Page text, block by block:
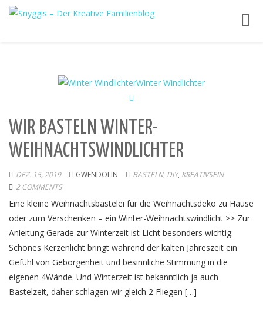
WIR BASTELN WINTER-
WEIHNACHTSWINDLICHTER
DEZ. 15, 2019 GWENDOLIN BASTELN, DIY, KREATIVSEIN
2 COMMENTS
Eine kleine Weihnachtsbastelei für die Weihnachtsdeko zu Hause
oder zum Verschenken – ein Winter-Weihnachtswindlicht >> Zur
Anleitung Gerade zur Winterzeit ist Licht besonders wichtig.
Schönes Kerzenlicht bringt während der kalten Jahreszeit ein
Gefühl von Geborgenheit und besinnliche Stimmung in die
eigenen 4Wände. Und Winterzeit ist bekanntlich ja auch
Bastelzeit, daher schlagen wir gleich 2 Fliegen […]